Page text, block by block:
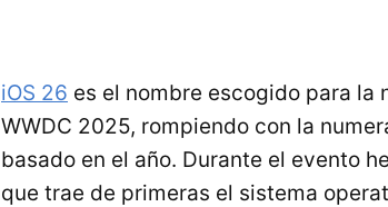
iOS 26 es el nombre escogido para la
WWDC 2025, rompiendo con la
basado en el año. Durante el evento
que trae de primeras el sistema